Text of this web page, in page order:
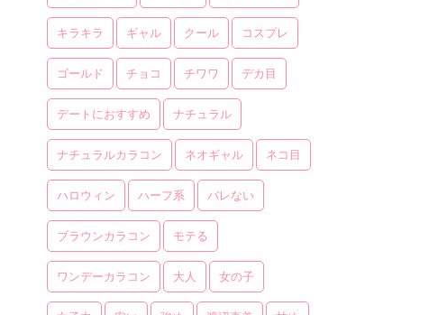
キラキラ ギャル クール コスプレ
ゴールド チョコ チワワ デカ目
デートにおすすめ ナチュラル
ナチュラルカラコン ネオギャル ネコ目
ハロウィン ハーフ系 バレない
ブラウンカラコン モテる
ワンデーカラコン 大人 女の子